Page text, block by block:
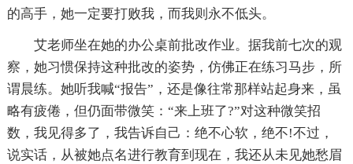
的高手，她一定要打败我，而我则永不低头。
艾老师坐在她的办公桌前批改作业。据我前七次的观
察，她习惯保持这种批改的姿势，仿佛正在练习马步，所
谓晨练。她听我喊“报告”，还是像往常那样站起身来，虽
略有疲倦，但仍面带微笑：“来上班了?”对这种微笑招
数，我见得多了，我告诉自己：绝不心软，绝不!不过，
说实话，从被她点名进行教育到现在，我还从未见她愁眉